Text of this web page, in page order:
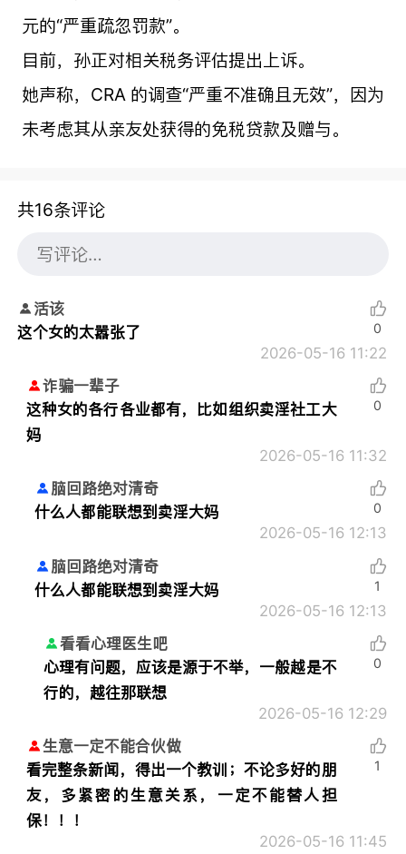
元的“严重疏忽罚款”。
目前，孙正对相关税务评估提出上诉。
她声称，CRA 的调查“严重不准确且无效”，因为
未考虑其从亲友处获得的免税贷款及赠与。
共16条评论
活该
这个女的太嚣张了
2026-05-16 11:22
0
诈骗一辈子
这种女的各行各业都有，比如组织卖淫社工大
妈
2026-05-16 11:32
0
脑回路绝对清奇
什么人都能联想到卖淫大妈
2026-05-16 12:13
0
脑回路绝对清奇
什么人都能联想到卖淫大妈
2026-05-16 12:13
1
看看心理医生吧
心理有问题，应该是源于不举，一般越是不
行的，越往那联想
2026-05-16 12:29
0
生意一定不能合伙做
看完整条新闻，得出一个教训；不论多好的朋
友，多紧密的生意关系，一定不能替人担
保！！！
2026-05-16 11:45
1